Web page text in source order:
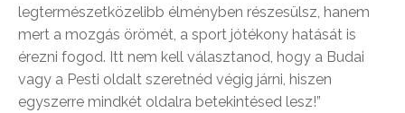
legtermészetközelibb élményben részesülsz, hanem
mert a mozgás örömét, a sport jótékony hatását is
érezni fogod. Itt nem kell választanod, hogy a Budai
vagy a Pesti oldalt szeretnéd végig járni, hiszen
egyszerre mindkét oldalra betekintésed lesz!”